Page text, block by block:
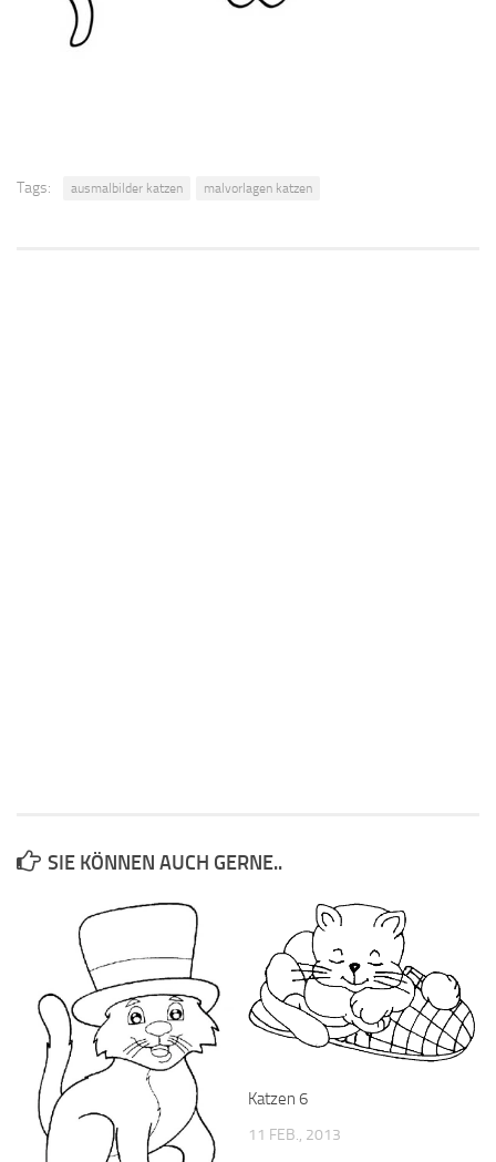
Tags: ausmalbilder katzen malvorlagen katzen
SIE KÖNNEN AUCH GERNE..
Katzen 6
11 FEB., 2013